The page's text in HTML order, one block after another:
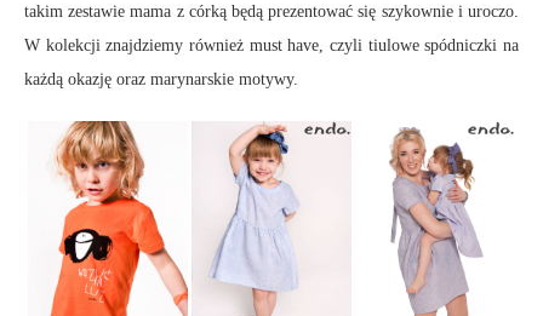
takim zestawie mama z córką będą prezentować się szykownie i uroczo.
W kolekcji znajdziemy również must have, czyli tiulowe spódniczki na
każdą okazję oraz marynarskie motywy.